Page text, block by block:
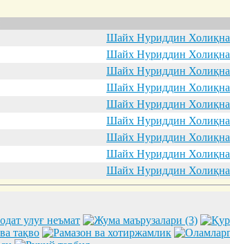
Шайх Нуриддин
Шайх Нуриддин
Шайх Нуриддин
Шайх Нуриддин
Шайх Нуриддин
Шайх Нуриддин
Шайх Нуриддин
Шайх Нуриддин
Шайх Нуриддин